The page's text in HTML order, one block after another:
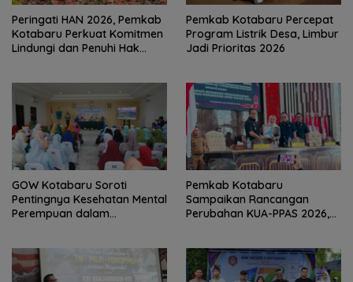
Peringati HAN 2026, Pemkab
Kotabaru Perkuat Komitmen
Lindungi dan Penuhi Hak
Pemkab Kotabaru Percepat
Program Listrik Desa, Limbur
Jadi Prioritas 2026
GOW Kotabaru Soroti
Pentingnya Kesehatan Mental
Perempuan dalam
Pemkab Kotabaru
Sampaikan Rancangan
Perubahan KUA-PPAS 2026,